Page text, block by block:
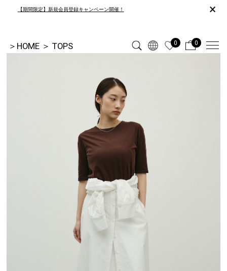
【期間限定】新規会員登録キャンペーン開催！ ×
＞ HOME ＞ TOPS 0 0